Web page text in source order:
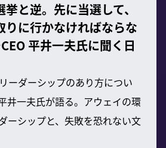
挙と逆。先に当選して、
りに行かなければならな
平井一夫氏に聞く日
ーダーシップのあり方につい
井一夫氏が語る。アウェイの環
ーシップと、失敗を恐れない文